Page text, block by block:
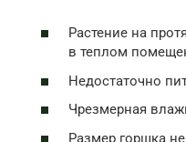
Растение на
в теплом
Недостаточно
Чрезмерная
Размер горшка